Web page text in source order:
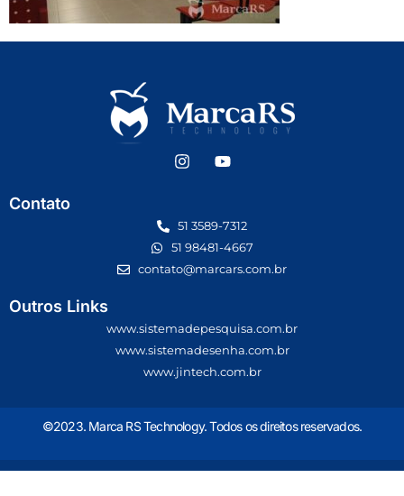
Contato
51 3589-7312
51 98481-4667
contato@marcars.com.br
Outros Links
www.sistemadepesquisa.com.br
www.sistemadesenha.com.br
www.jintech.com.br
©2023. Marca RS Technology. Todos os direitos reservados.